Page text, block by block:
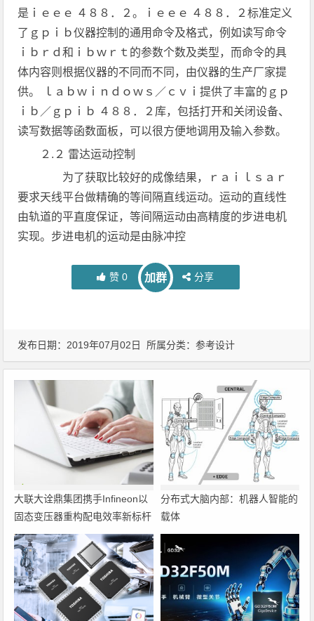
是ｉｅｅｅ ４８８．２。ｉｅｅｅ ４８８．２标准定义
了ｇｐｉｂ仪器控制的通用命令及格式，例如读写命令
ｉｂｒｄ和ｉｂｗｒｔ的参数个数及类型，而命令的具
体内容则根据仪器的不同而不同，由仪器的生产厂家提
供。 ｌａｂｗｉｎｄｏｗｓ／ｃｖｉ提供了丰富的ｇｐ
ｉｂ／ｇｐｉｂ ４８８．２库，包括打开和关闭设备、
读写数据等函数面板，可以很方便地调用及输入参数。
２.２ 雷达运动控制
为了获取比较好的成像结果，ｒａｉｌｓａｒ
要求天线平台做精确的等间隔直线运动。运动的直线性
由轨道的平直度保证，等间隔运动由高精度的步进电机
实现。步进电机的运动是由脉冲控
赞 0 加群 分享
发布日期：2019年07月02日 所属分类：参考设计
大联大诠鼎集团携手Infineon以
固态变压器重构配电效率新标杆
分布式大脑内部：机器人智能的
载体